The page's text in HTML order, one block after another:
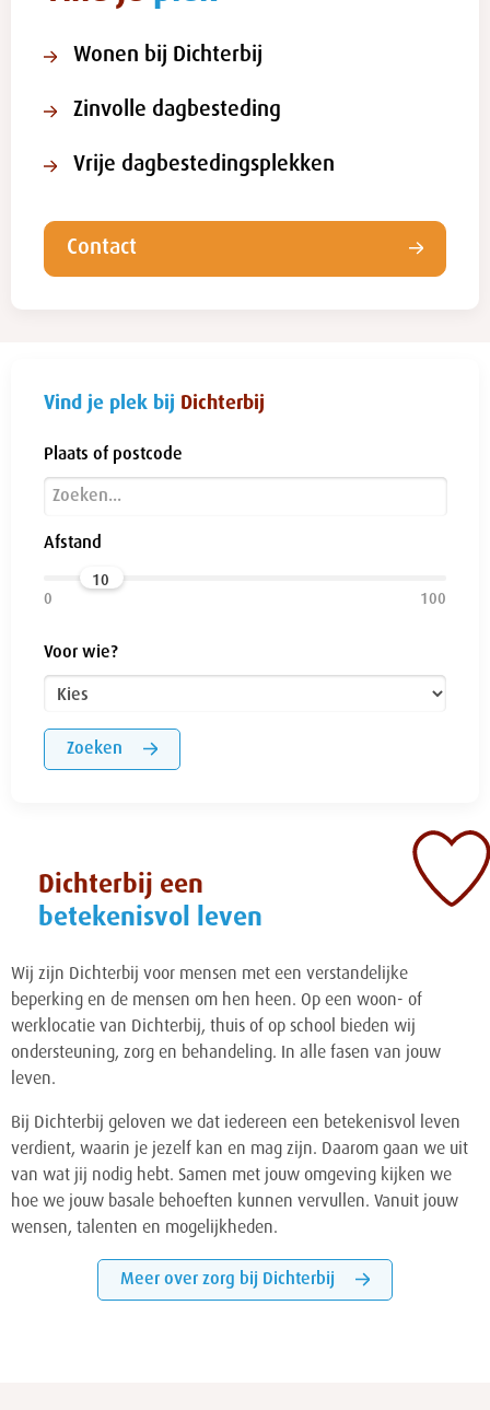
Wonen bij Dichterbij
Zinvolle dagbesteding
Vrije dagbestedingsplekken
Contact
Vind je plek bij Dichterbij
Plaats of postcode
Afstand
10
Voor wie?
Zoeken
Dichterbij een
betekenisvol leven
Wij zijn Dichterbij voor mensen met een verstandelijke
beperking en de mensen om hen heen. Op een woon- of
werklocatie van Dichterbij, thuis of op school bieden wij
ondersteuning, zorg en behandeling. In alle fasen van jouw
leven.
Bij Dichterbij geloven we dat iedereen een betekenisvol leven
verdient, waarin je jezelf kan en mag zijn. Daarom gaan we uit
van wat jij nodig hebt. Samen met jouw omgeving kijken we
hoe we jouw basale behoeften kunnen vervullen. Vanuit jouw
wensen, talenten en mogelijkheden.
Meer over zorg bij Dichterbij